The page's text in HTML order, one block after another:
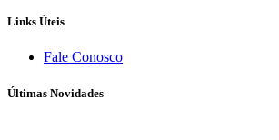
Links Úteis
Fale Conosco
Últimas Novidades